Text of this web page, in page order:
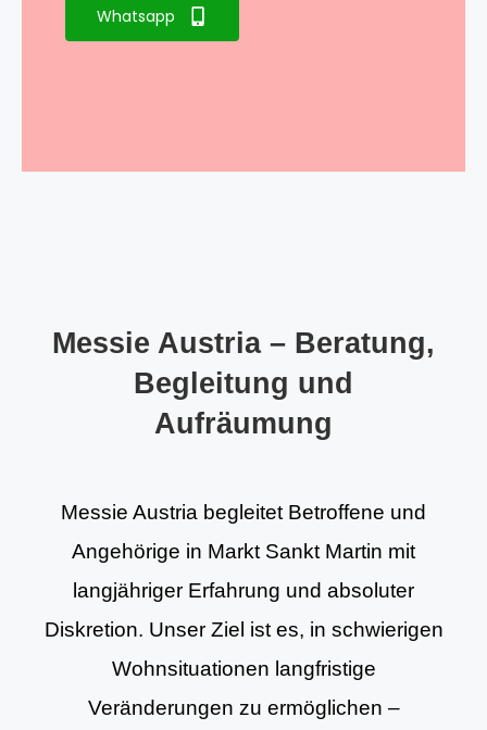
Whatsapp
Messie Austria – Beratung,
Begleitung und
Aufräumung
Messie Austria begleitet Betroffene und
Angehörige in Markt Sankt Martin mit
langjähriger Erfahrung und absoluter
Diskretion. Unser Ziel ist es, in schwierigen
Wohnsituationen langfristige
Veränderungen zu ermöglichen –